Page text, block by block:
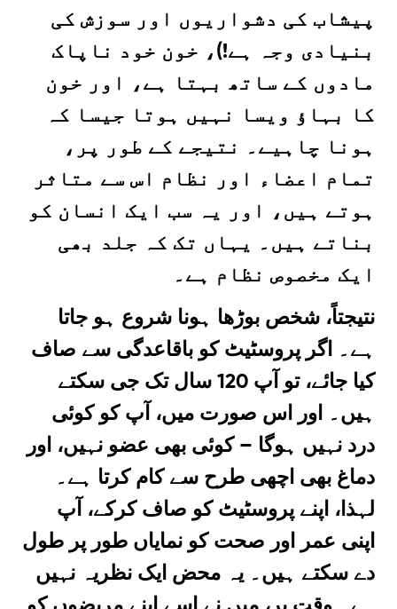
پیشاب کی دشواریوں اور سوزش کی
بنیادی وجہ ہے!)، خون خود ناپاک
مادوں کے ساتھ بہتا ہے، اور خون
کا بہاؤ ویسا نہیں ہوتا جیسا کہ
ہونا چاہیے۔ نتیجے کے طور پر،
تمام اعضاء اور نظام اس سے متاثر
ہوتے ہیں، اور یہ سب ایک انسان کو
بناتے ہیں۔ یہاں تک کہ جلد بھی
ایک مخصوص نظام ہے۔
نتیجتاً، شخص بوڑھا ہونا شروع ہو جاتا
ہے۔ اگر پروسٹیٹ کو باقاعدگی سے صاف
کیا جائے، تو آپ 120 سال تک جی سکتے
ہیں۔ اور اس صورت میں، آپ کو کوئی
درد نہیں ہوگا – کوئی بھی عضو نہیں، اور
دماغ بھی اچھی طرح سے کام کرتا ہے۔
لہذا، اپنے پروسٹیٹ کو صاف کرکے، آپ
اپنی عمر اور صحت کو نمایاں طور پر طول
دے سکتے ہیں۔ یہ محض ایک نظریہ نہیں